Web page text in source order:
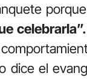
celebrarla”.
dice el